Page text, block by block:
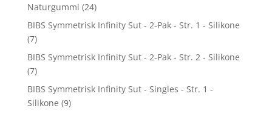
Naturgummi (24)
BIBS Symmetrisk Infinity Sut - 2-Pak - Str. 1 - Silikone
(7)
BIBS Symmetrisk Infinity Sut - 2-Pak - Str. 2 - Silikone
(7)
BIBS Symmetrisk Infinity Sut - Singles - Str. 1 -
Silikone (9)